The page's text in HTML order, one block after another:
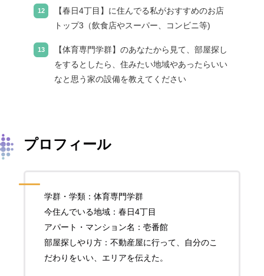
【春日4丁目】に住んでる私がおすすめのお店
トップ3（飲食店やスーパー、コンビニ等)
【体育専門学群】のあなたから見て、部屋探し
をするとしたら、住みたい地域やあったらいい
なと思う家の設備を教えてください
プロフィール
学群・学類：体育専門学群
今住んでいる地域：春日4丁目
アパート・マンション名：壱番館
部屋探しやり方：不動産屋に行って、自分のこ
だわりをいい、エリアを伝えた。